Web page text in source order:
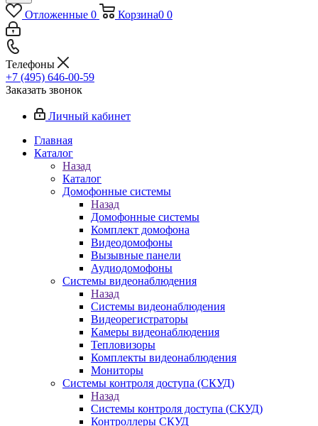
Отложенные 0 Корзина0 0
Телефоны
+7 (495) 646-00-59
Заказать звонок
Личный кабинет
Главная
Каталог
Назад
Каталог
Домофонные системы
Назад
Домофонные системы
Комплект домофона
Видеодомофоны
Вызывные панели
Аудиодомофоны
Системы видеонаблюдения
Назад
Системы видеонаблюдения
Видеорегистраторы
Камеры видеонаблюдения
Тепловизоры
Комплекты видеонаблюдения
Мониторы
Системы контроля доступа (СКУД)
Назад
Системы контроля доступа (СКУД)
Контроллеры СКУД